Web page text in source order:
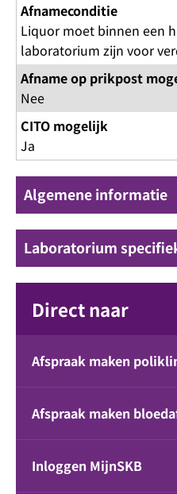
Afnameconditie
Liquor moet binnen een
laboratorium zijn voor
Afname op prikpost
Nee
CITO mogelijk
Ja
Algemene informatie
Laboratorium
Direct naar
Afspraak maken
Afspraak maken
Inloggen MijnSKB